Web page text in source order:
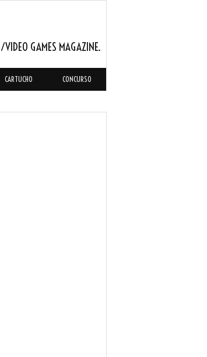
CARTUCHO CONCURSO